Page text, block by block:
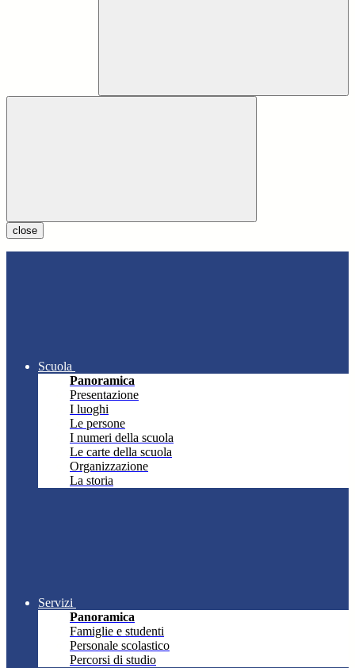
close
Scuola
Panoramica
Presentazione
I luoghi
Le persone
I numeri della scuola
Le carte della scuola
Organizzazione
La storia
Servizi
Panoramica
Famiglie e studenti
Personale scolastico
Percorsi di studio